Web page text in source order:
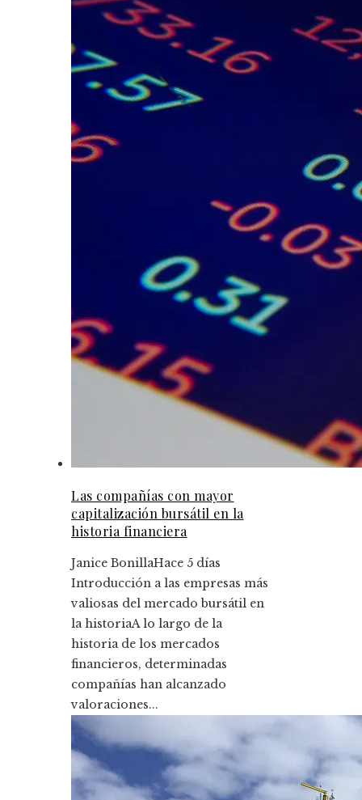
Las compañías con mayor
capitalización bursátil en la
historia financiera
Janice BonillaHace 5 días
Introducción a las empresas más
valiosas del mercado bursátil en
la historiaA lo largo de la
historia de los mercados
financieros, determinadas
compañías han alcanzado
valoraciones...